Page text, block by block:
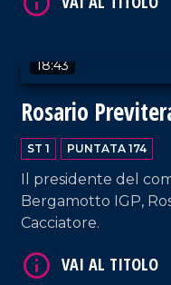
18:43
Rosario
ST 1 PUNTATA 174
Il presidente del
Bergamotto IGP,
Cacciatore.
VAI AL TITOLO
VAI AL TITOLO